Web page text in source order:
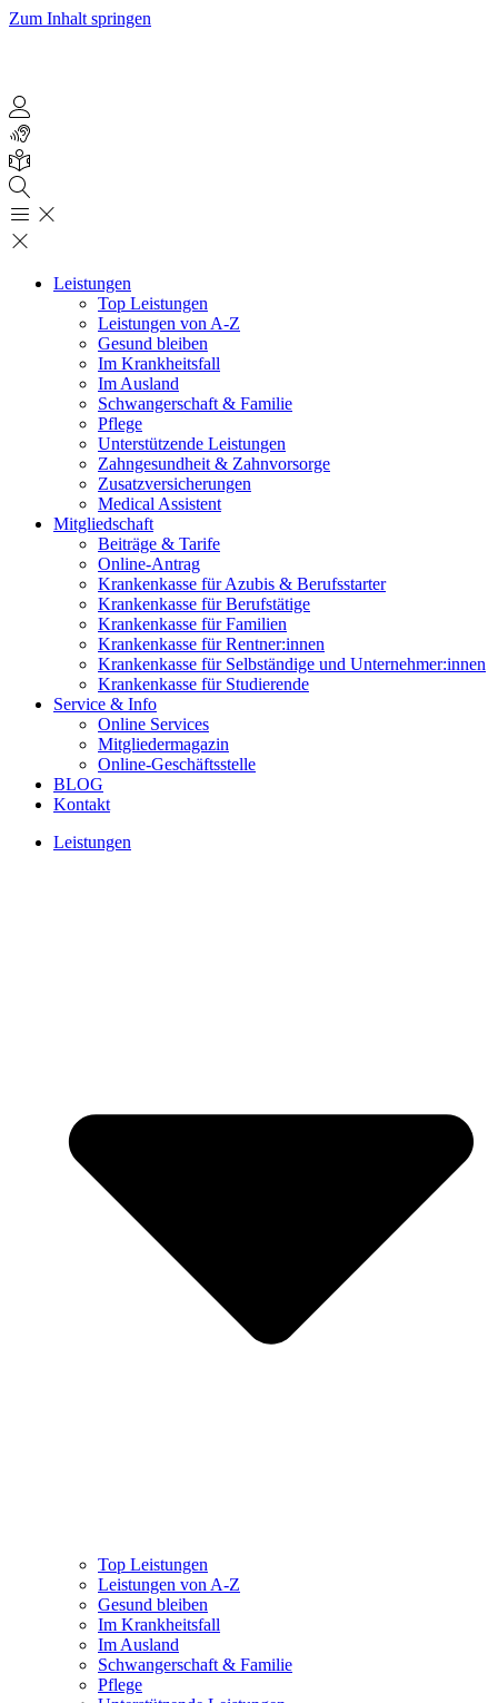
Zum Inhalt springen
Leistungen
Top Leistungen
Leistungen von A-Z
Gesund bleiben
Im Krankheitsfall
Im Ausland
Schwangerschaft & Familie
Pflege
Unterstützende Leistungen
Zahngesundheit & Zahnvorsorge
Zusatzversicherungen
Medical Assistent
Mitgliedschaft
Beiträge & Tarife
Online-Antrag
Krankenkasse für Azubis & Berufsstarter
Krankenkasse für Berufstätige
Krankenkasse für Familien
Krankenkasse für Rentner:innen
Krankenkasse für Selbständige und Unternehmer:innen
Krankenkasse für Studierende
Service & Info
Online Services
Mitgliedermagazin
Online-Geschäftsstelle
BLOG
Kontakt
Leistungen
Top Leistungen
Leistungen von A-Z
Gesund bleiben
Im Krankheitsfall
Im Ausland
Schwangerschaft & Familie
Pflege